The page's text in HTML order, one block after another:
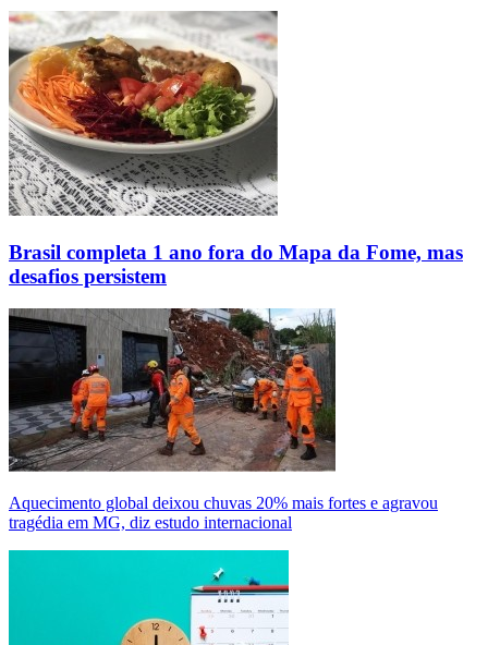
Brasil completa 1 ano fora do Mapa da Fome, mas
desafios persistem
Aquecimento global deixou chuvas 20% mais fortes e agravou
tragédia em MG, diz estudo internacional